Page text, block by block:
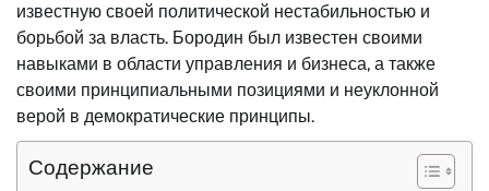
известную своей политической нестабильностью и
борьбой за власть. Бородин был известен своими
навыками в области управления и бизнеса, а также
своими принципиальными позициями и неуклонной
верой в демократические принципы.
Содержание